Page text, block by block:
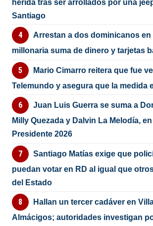
herida tras ser arrollados por una
Santiago
Arrestan a dos dominicanos
millonaria suma de dinero y tarjetas
Mario Cimarro reitera que fue
Telemundo y asegura que la medida
Juan Luis Guerra se suma a
Milly Quezada y Dalvin La Melodía,
Presidente 2026
Santiago Matías exige que
puedan votar en RD al igual que
del Estado
Hallan un tercer cadáver en
Almácigos; autoridades investigan